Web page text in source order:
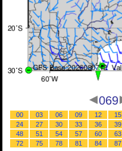
069
00 03 06 09 12 15
24
27 30 33 36 39
48
51 54 57 60 63
72
75 78 81 84 87